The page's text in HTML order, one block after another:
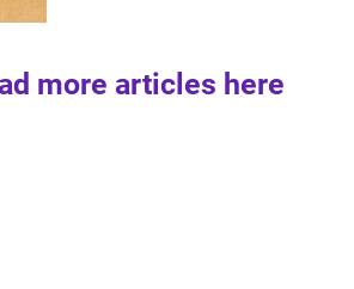
more articles here